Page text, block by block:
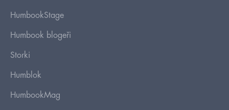
HumbookStage
Humbook blogeři
Storki
Humblok
HumbookMag